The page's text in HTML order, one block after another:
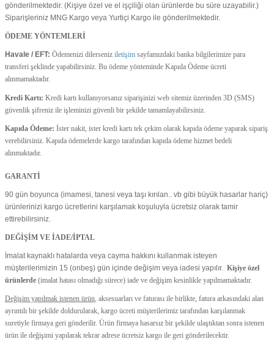
gönderilmektedir. (Kişiye özel ve el işçiliği olan ürünlerde bu süre uzayabilir.)
Siparişleriniz MNG Kargo veya Yurtiçi Kargo ile gönderilmektedir.
ÖDEME YÖNTEMLERİ
Havale / EFT: Ödemenizi dilerseniz iletişim sayfamızdaki banka bilgilerimize para
transferi şeklinde yapabilirsiniz. Bu ödeme yönteminde Kapıda Ödeme ücreti
alınmamaktadır.
Kredi Kartı: Kredi kartı kullanıyorsanız siparişinizi web sitemiz üzerinden 3D (SMS)
güvenlik şifreniz ile işleminizi güvenli bir şekilde tamamlayabilirsiniz.
Kapıda Ödeme: İster nakit, ister kredi kartı tek çekim olarak kapıda ödeme yaparak sipariş
verebilirsiniz. Kapıda ödemelerde kargo tarafından kapıda ödeme hizmet bedeli
alınmaktadır.
GARANTİ
90 gün boyunca (imamesi, tanesi veya taşı kırılan.. vb gibi büyük hasarlar hariç)
ürünlerinizi kargo ücretlerini karşılamak koşuluyla ücretsiz olarak tamir
ettirebilirsiniz.
DEĞİŞİM VE İADE/İPTAL
İmalat kaynaklı hatalarda veya cayma hakkını kullanmak isteyen
müşterilerimizin 15 (onbeş) gün içinde değişim veya iadesi yapılır. Kişiye özel
ürünlerde (imalat hatası olmadığı sürece) iade ve değişim kesinlikle yapılmamaktadır.
Değişim yapılmak istenen ürün, aksesuarları ve faturası ile birlikte, fatura arkasındaki alan
ayrıntılı bir şekilde doldurularak, kargo ücreti müşterilerimiz tarafından karşılanmak
suretiyle firmaya geri gönderilir. Ürün firmaya hasarsız bir şekilde ulaştıktan sonra istenen
ürün ile değişimi yapılarak tekrar adrese ücretsiz kargo ile geri gönderilecektir.